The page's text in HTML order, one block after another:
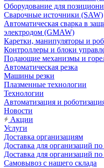
Оборудование для
Сварочные источники (SAW)
Автоматическая сварка в
электродом (GMAW)
Каретки, манипуляторы и
Контроллеры и блоки
Подающие механизмы и
Автоматическая резка
Машины резки
Плазменные технологии
Технологии
Автоматизация и
Новости
Акции
Услуги
Доставка организациям
Доставка для организаций
Доставка для организаций
Самовывоз с нашего склада